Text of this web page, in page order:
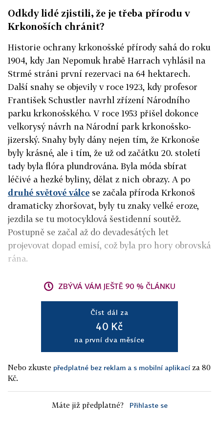
Odkdy lidé zjistili, že je třeba přírodu v
Krkonoších chránit?
Historie ochrany krkonošské přírody sahá do roku
1904, kdy Jan Nepomuk hrabě Harrach vyhlásil na
Strmé stráni první rezervaci na 64 hektarech.
Další snahy se objevily v roce 1923, kdy profesor
František Schustler navrhl zřízení Národního
parku krkonošského. V roce 1953 přišel dokonce
velkorysý návrh na Národní park krkonošsko-
jizerský. Snahy byly dány nejen tím, že Krkonoše
byly krásné, ale i tím, že už od začátku 20. století
tady byla flóra plundrována. Byla móda sbírat
léčivé a hezké byliny, dělat z nich obrazy. A po
druhé světové válce se začala příroda Krkonoš
dramaticky zhoršovat, byly tu znaky velké eroze,
jezdila se tu motocyklová šestidenní soutěž.
Postupně se začal až do devadesátých let
projevovat dopad emisí, což byla pro hory obrovská
rána.
ZBÝVÁ VÁM JEŠTĚ 90 % ČLÁNKU
Číst dál za
40 Kč
na první dva měsíce
Nebo zkuste předplatné bez reklam a s mobilní aplikací za 80
Kč.
Máte již předplatné? Přihlaste se